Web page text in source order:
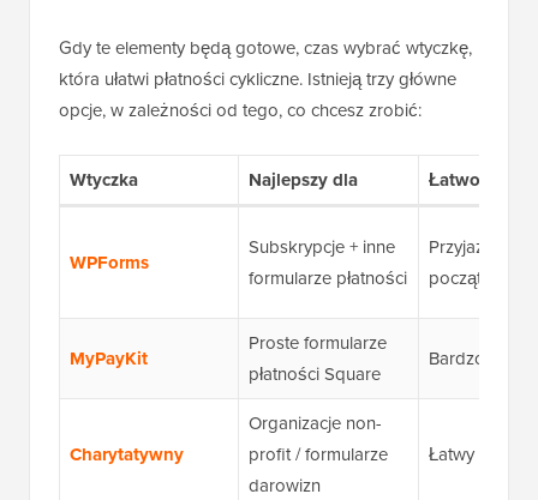
Gdy te elementy będą gotowe, czas wybrać wtyczkę,
która ułatwi płatności cykliczne. Istnieją trzy główne
opcje, w zależności od tego, co chcesz zrobić:
Wtyczka Najlepszy dla Łatwość
WPForms
Subskrypcje + inne
formularze płatności
Przyjazny dla
MyPayKit
Proste formularze
płatności Square
Bardzo łatwy
Charytatywny
Organizacje non-
profit / formularze
darowizn
Łatwy